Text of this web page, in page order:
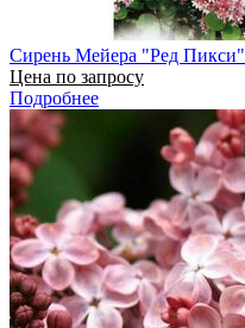
Сирень Мейера "Ред Пикси"
Цена по запросу
Подробнее